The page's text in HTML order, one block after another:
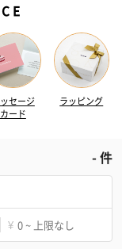
セージ
カード
ラッピング
-件
¥ 0 ~ 上限なし